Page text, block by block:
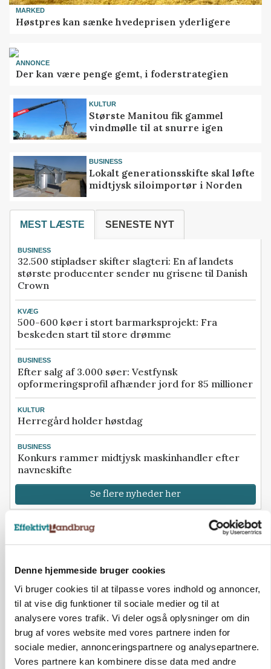
Denne hjemmeside bruger cookies
Vi bruger cookies til at tilpasse vores indhold og annoncer,
til at vise dig funktioner til sociale medier og til at
analysere vores trafik. Vi deler også oplysninger om din
brug af vores website med vores partnere inden for
sociale medier, annonceringspartnere og analysepartnere.
Vores partnere kan kombinere disse data med andre
MARKED
Høstpres kan sænke hvedeprisen yderligere
ANNONCE
Der kan være penge gemt, i foderstrategien
KULTUR
Største Manitou fik gammel
vindmølle til at snurre igen
BUSINESS
Lokalt generationsskifte skal løfte
midtjysk siloimportør i Norden
MEST LÆSTE SENESTE NYT
BUSINESS
32.500 stipladser skifter slagteri: En af landets
største producenter sender nu grisene til Danish
Crown
KVÆG
500-600 køer i stort barmarksprojekt: Fra
beskeden start til store drømme
BUSINESS
Efter salg af 3.000 søer: Vestfynsk
opformeringsprofil afhænder jord for 85 millioner
KULTUR
Herregård holder høstdag
BUSINESS
Konkurs rammer midtjysk maskinhandler efter
navneskifte
Se flere nyheder her
Loading...